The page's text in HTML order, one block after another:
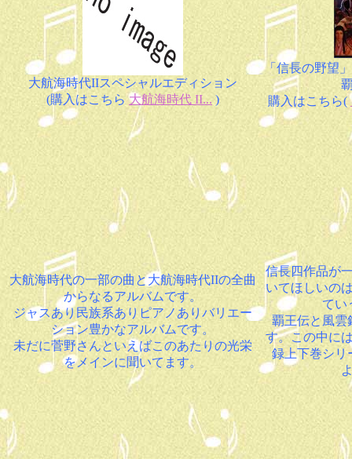
大航海時代IIスペシャルエディション
(購入はこちら大航海時代 II... )
「信長の野望
購入はこちら(
大航海時代の一部の曲と大航海時代IIの全曲
からなるアルバムです。
ジャスあり民族系ありピアノありバリエー
ション豊かなアルバムです。
未だに菅野さんといえばこのあたりの光栄
をメインに聞いてます。
信長四作品が
いてほしいの
てい
覇王伝と風雲
す。この中に
録上下巻シリ